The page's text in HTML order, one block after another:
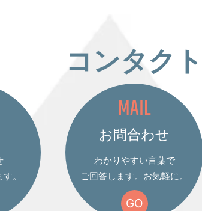
コンタクト
。
MAIL
お問合わせ
わかりやすい言葉で
ご回答します。お気軽に。
GO